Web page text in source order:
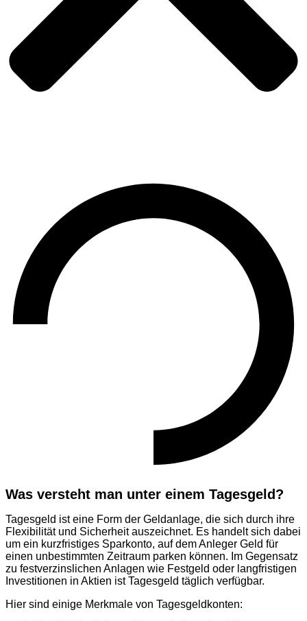
Was versteht man unter einem Tagesgeld?
Tagesgeld ist eine Form der Geldanlage, die sich durch ihre
Flexibilität und Sicherheit auszeichnet. Es handelt sich dabei
um ein kurzfristiges Sparkonto, auf dem Anleger Geld für
einen unbestimmten Zeitraum parken können. Im Gegensatz
zu festverzinslichen Anlagen wie Festgeld oder langfristigen
Investitionen in Aktien ist Tagesgeld täglich verfügbar.
Hier sind einige Merkmale von Tagesgeldkonten: